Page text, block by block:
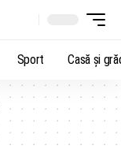
Sport Casă şi